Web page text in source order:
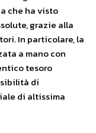
che ha visto
grazie alla
In particolare, la
a mano con
tesoro
di
di altissima